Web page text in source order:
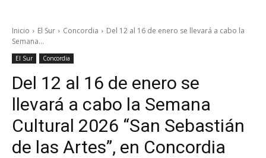
Inicio El Sur Concordia
Del 12 al 16 de enero se llevará a cabo la
Semana...
El Sur Concordia
Del 12 al 16 de enero se
llevará a cabo la Semana
Cultural 2026 “San Sebastián
de las Artes”, en Concordia